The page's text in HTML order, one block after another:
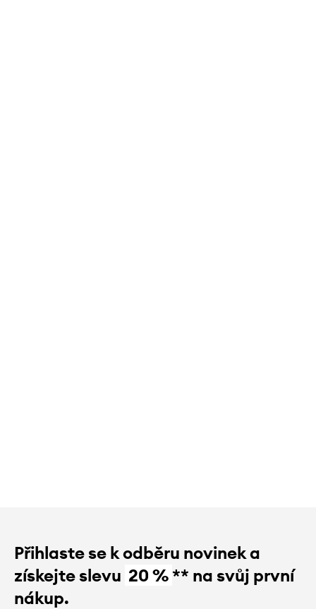
Přihlaste se k odběru novinek a
získejte slevu 20 %** na svůj první
nákup.